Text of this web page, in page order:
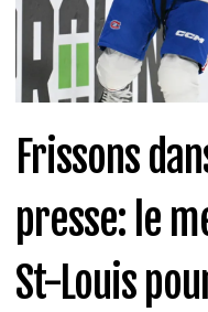
Frissons
presse: le
St-Louis